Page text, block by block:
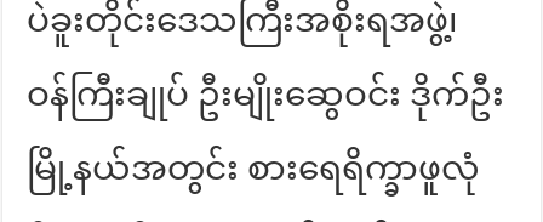
ပဲခူးတိုင်းဒေသကြီးအစိုးရအဖွဲ့၊
ဝန်ကြီးချုပ် ဦးမျိုးဆွေဝင်း ဒိုက်ဦး
မြို့နယ်အတွင်း စားရေရိက္ခာဖူလုံ